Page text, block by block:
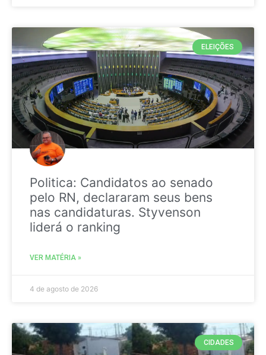
ELEIÇÕES
Politica: Candidatos ao senado
pelo RN, declararam seus bens
nas candidaturas. Styvenson
liderá o ranking
VER MATÉRIA »
4 de agosto de 2026
CIDADES